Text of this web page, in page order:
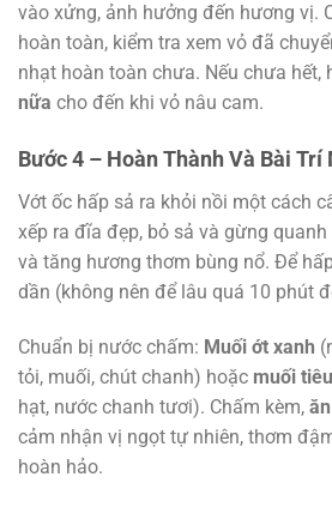
vào xửng, ảnh hưởng đến hương vị.
hoàn toàn, kiểm tra xem vỏ đã
nhạt hoàn toàn chưa. Nếu chưa hết,
nữa cho đến khi vỏ nâu cam.
Bước 4 – Hoàn Thành Và Bài Trí
Vớt ốc hấp sả ra khỏi nồi một cách
xếp ra đĩa đẹp, bỏ sả và gừng
và tăng hương thơm bùng nổ. Để
dần (không nên để lâu quá 10 phút
Chuẩn bị nước chấm: Muối ớt xanh
tỏi, muối, chút chanh) hoặc muối
hạt, nước chanh tươi). Chấm kèm,
cảm nhận vị ngọt tự nhiên, thơm
hoàn hảo.